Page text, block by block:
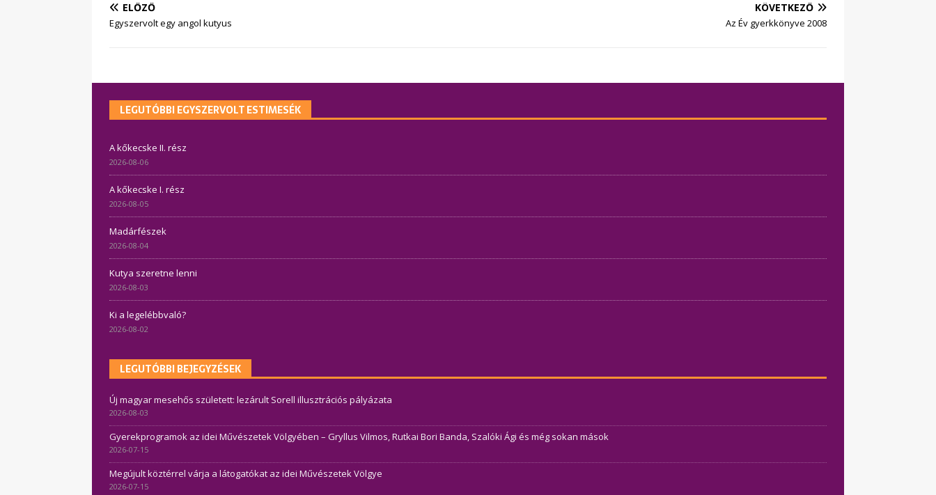
ELŐZŐ
Egyszervolt egy angol kutyus
KÖVETKEZŐ
Az Év gyerkkönyve 2008
LEGUTÓBBI EGYSZERVOLT ESTIMESÉK
A kőkecske II. rész
2026-08-06
A kőkecske I. rész
2026-08-05
Madárfészek
2026-08-04
Kutya szeretne lenni
2026-08-03
Ki a legelébbvaló?
2026-08-02
LEGUTÓBBI BEJEGYZÉSEK
Új magyar mesehős született: lezárult Sorell illusztrációs pályázata
2026-08-03
Gyerekprogramok az idei Művészetek Völgyében – Gryllus Vilmos, Rutkai Bori Banda, Szalóki Ági és még sokan mások
2026-07-15
Megújult köztérrel várja a látogatókat az idei Művészetek Völgye
2026-07-15